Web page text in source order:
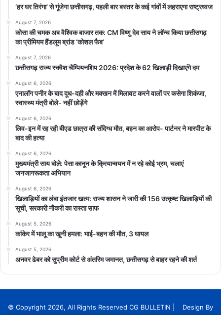
‘हर घर तिरंगा’ से गूंजेगा छत्तीसगढ़, पहली बार बस्तर के कई गांवों में लहराएगा राष्ट्रध्वज
August 7, 2026
कोसा की चमक अब वैश्विक बाजार तक: CM विष्णु देव साय ने लॉन्च किया छत्तीसगढ़
का प्रीमियम हैंडलूम ब्रांड ‘कोशल फैब’
August 7, 2026
छत्तीसगढ़ राज्य स्क्वैश चैम्पियनशिप 2026: प्रदेश के 62 खिलाड़ी दिखाएंगे दम
August 6, 2026
एनालॉग पनीर के बाद दूध-दही और मक्खन में मिलावट करने वालों पर कसेगा शिकंजा,
स्वास्थ्य मंत्री बोले- नहीं छोड़ेंगे
August 6, 2026
लिव-इन में रह रही बीएड छात्रा की संदिग्ध मौत, बहन का आरोप- पार्टनर ने मारपीट के
बाद की हत्या
August 6, 2026
मुख्यमंत्री साय बोले: पेसा कानून के क्रियान्वयन में न रहे कोई भ्रम, चलाएं
जनजागरूकता अभियान
August 6, 2026
खिलाड़ियों का लंबा इंतजार खत्म: राज्य शासन ने जारी की 156 उत्कृष्ट खिलाड़ियों की
सूची, सरकारी नौकरी का रास्ता साफ
August 5, 2026
कांकेर में भालू का खूनी हमला: भाई-बहन की मौत, 3 घायल
August 5, 2026
अनवर ढेबर को सुप्रीम कोर्ट से अंतरिम जमानत, छत्तीसगढ़ से बाहर रहने की शर्त
© Copyright 2026, All Rights Reserved CG BULLETIN | Design By